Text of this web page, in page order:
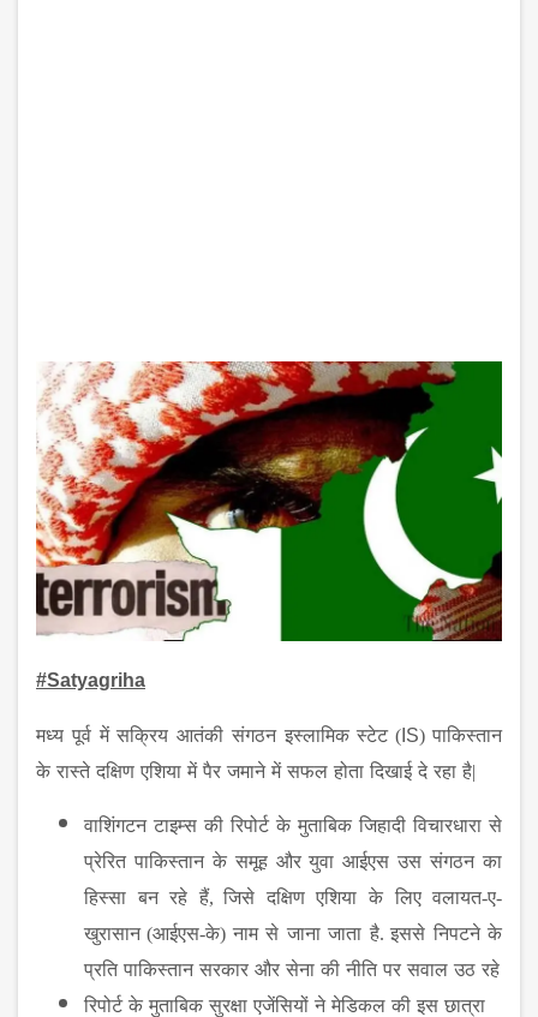
#Satyagriha
मध्य पूर्व में सक्रिय आतंकी संगठन इस्लामिक स्टेट( IS)पाकिस्तान
के रास्ते दक्षिण एशिया में पैर जमाने में सफल होता दिखाई दे रहा है|
वाशिंगटन टाइम्स की रिपोर्ट के मुताबिक जिहादी विचारधारा से
प्रेरित पाकिस्तान के समूह और युवा आईएस उस संगठन का
हिस्सा बन रहे हैं,जिसे दक्षिण एशिया के लिए वलायत-ए-
खुरासान(आईएस-के) नाम से जाना जाता है.इससे निपटने के
प्रति पाकिस्तान सरकार और सेना की नीति पर सवाल उठ रहे
रिपोर्ट के मुताबिक सुरक्षा एजेंसियों ने मेडिकल की इस छात्रा